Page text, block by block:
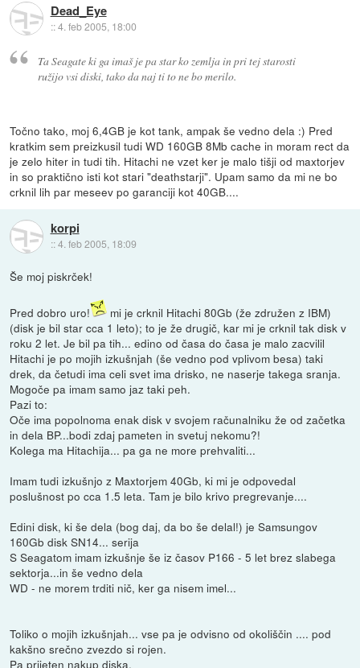
Dead_Eye
::4. feb 2005, 18:00
Ta Seagate ki ga imaš je pa star ko zemlja in pri tej starosti
ružijo vsi diski, tako da naj ti to ne bo merilo.
Točno tako, moj 6,4GB je kot tank, ampak še vedno dela :) Pred
kratkim sem preizkusil tudi WD 160GB 8Mb cache in moram rect da
je zelo hiter in tudi tih. Hitachi ne vzet ker je malo tišji od maxtorjev
in so praktično isti kot stari "deathstarji". Upam samo da mi ne bo
crknil lih par meseev po garanciji kot 40GB....
korpi
::4. feb 2005, 18:09
Še moj piskrček!
Pred dobro uro!
mi je crknil Hitachi 80Gb (že združen z IBM)
(disk je bil star cca 1 leto); to je že drugič, kar mi je crknil tak disk v
roku 2 let. Je bil pa tih... edino od časa do časa je malo zacvilil
Hitachi je po mojih izkušnjah (še vedno pod vplivom besa) taki
drek, da četudi ima celi svet ima drisko, ne naserje takega sranja.
Mogoče pa imam samo jaz taki peh.
Pazi to:
Oče ima popolnoma enak disk v svojem računalniku že od začetka
in dela BP...bodi zdaj pameten in svetuj nekomu?!
Kolega ma Hitachija... pa ga ne more prehvaliti...
Imam tudi izkušnjo z Maxtorjem 40Gb, ki mi je odpovedal
poslušnost po cca 1.5 leta. Tam je bilo krivo pregrevanje....
Edini disk, ki še dela (bog daj, da bo še delal!) je Samsungov
160Gb disk SN14... serija
S Seagatom imam izkušnje še iz časov P166 - 5 let brez slabega
sektorja...in še vedno dela
WD - ne morem trditi nič, ker ga nisem imel...
Toliko o mojih izkušnjah... vse pa je odvisno od okoliščin .... pod
kakšno srečno zvezdo si rojen.
Pa prijeten nakup diska.